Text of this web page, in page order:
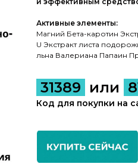
Активные элементы:
Магний Бета-каротин
U Экстракт листа
льна Валериана Папаин
31389 или
Код для покупки на